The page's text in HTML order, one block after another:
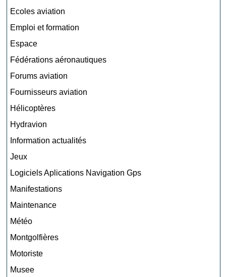
Ecoles aviation
Emploi et formation
Espace
Fédérations aéronautiques
Forums aviation
Fournisseurs aviation
Hélicoptères
Hydravion
Information actualités
Jeux
Logiciels Aplications Navigation Gps
Manifestations
Maintenance
Météo
Montgolfières
Motoriste
Musee